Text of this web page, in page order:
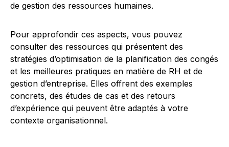
de gestion des ressources humaines.
Pour approfondir ces aspects, vous pouvez
consulter des ressources qui présentent des
stratégies d’optimisation de la planification des congés
et les meilleures pratiques en matière de RH et de
gestion d’entreprise. Elles offrent des exemples
concrets, des études de cas et des retours
d’expérience qui peuvent être adaptés à votre
contexte organisationnel.